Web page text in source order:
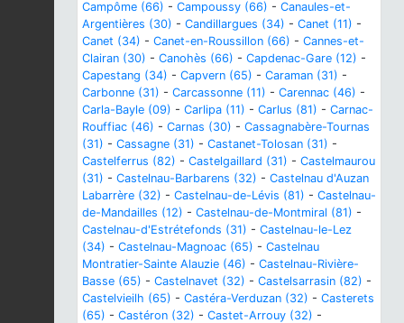
Campôme (66) - Campoussy (66) - Canaules-et-
Argentières (30) - Candillargues (34) - Canet (11) -
Canet (34) - Canet-en-Roussillon (66) - Cannes-et-
Clairan (30) - Canohès (66) - Capdenac-Gare (12) -
Capestang (34) - Capvern (65) - Caraman (31) -
Carbonne (31) - Carcassonne (11) - Carennac (46) -
Carla-Bayle (09) - Carlipa (11) - Carlus (81) - Carnac-
Rouffiac (46) - Carnas (30) - Cassagnabère-Tournas
(31) - Cassagne (31) - Castanet-Tolosan (31) -
Castelferrus (82) - Castelgaillard (31) - Castelmaurou
(31) - Castelnau-Barbarens (32) - Castelnau d'Auzan
Labarrère (32) - Castelnau-de-Lévis (81) - Castelnau-
de-Mandailles (12) - Castelnau-de-Montmiral (81) -
Castelnau-d'Estrétefonds (31) - Castelnau-le-Lez
(34) - Castelnau-Magnoac (65) - Castelnau
Montratier-Sainte Alauzie (46) - Castelnau-Rivière-
Basse (65) - Castelnavet (32) - Castelsarrasin (82) -
Castelvieilh (65) - Castéra-Verduzan (32) - Casterets
(65) - Castéron (32) - Castet-Arrouy (32) -